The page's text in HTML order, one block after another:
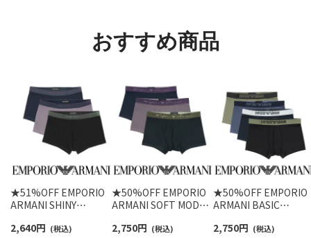
おすすめ商品
★51%OFF EMPORIO
ARMANI SHINY
ャイニーロゴバンド ボ
2,640円 (税込)
★50%OFF EMPORIO
ARMANI SOFT MODAL
ーパンツ 前閉じ EUサ
2,750円 (税込)
★50%OFF EMPORIO
ARMANI BASIC
ク マイクロファイバ
2,750円 (税込)